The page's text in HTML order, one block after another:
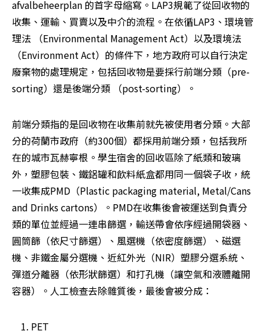
afvalbeheerplan 的首字母縮寫。LAP3規範了從回收物的
收集、運輸、買賣以及中介的流程。在依循LAP3、環境管
理法 （Environmental Management Act）以及環境法
（Environment Act）的條件下，地方政府可以自行決定
廢棄物的處理規定，包括回收物是要採行前端分類（pre-
sorting）還是後端分類 （post-sorting）。
前端分類指的是回收物在收集前就先被使用者分類。大部
分的荷蘭市政府（約300個）都採用前端分類，包括我所
在的城市瓦赫寧根。學生宿舍的回收區除了紙類和玻璃
外，塑膠包裝、鐵鋁罐和飲料紙盒都用同一個袋子收，統
一收集成PMD（Plastic packaging material, Metal/Cans
and Drinks cartons）。PMD在收集後會被運送到負責分
類的單位並經過一連串篩選，輸送帶會依序經過開袋器、
圓筒篩（依尺寸篩選）、風選機（依密度篩選）、磁選
機、非鐵金屬分選機、近紅外光（NIR）塑膠分選系統、
彈道分離器（依形狀篩選）和打孔機（讓空氣和液體離開
容器）。人工檢查去除雜質後，最後會被分成：
PET